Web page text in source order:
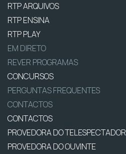
RTP ARQUIVOS
RTP ENSINA
RTP PLAY
EM DIRETO
REVER PROGRAMAS
CONCURSOS
PERGUNTAS FREQUENTES
CONTACTOS
CONTACTOS
PROVEDORA DO TELESPECTADOR
PROVEDORA DO OUVINTE